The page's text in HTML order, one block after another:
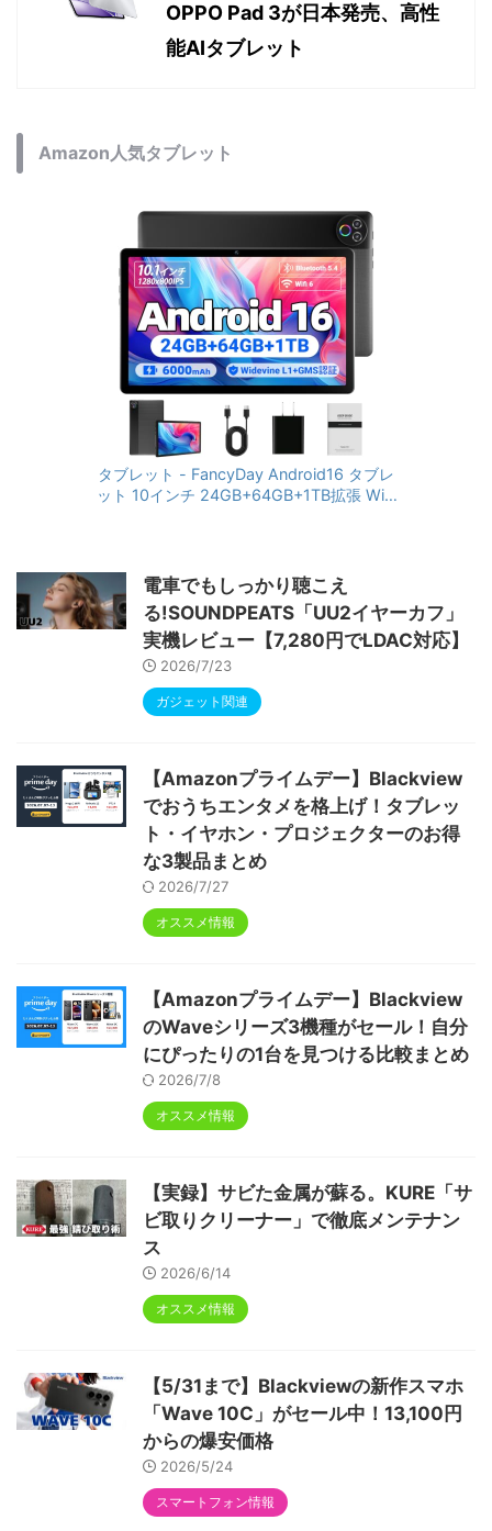
OPPO Pad 3が日本発売、高性
能AIタブレット
Amazon人気タブレット
タブレット - FancyDay Android16 タブレ
ット 10インチ 24GB+64GB+1TB拡張 WiFi
RGBライト 児童守護 IPS画面 日本語説明書
電車でもしっかり聴こえ
る!SOUNDPEATS「UU2イヤーカフ」
実機レビュー【7,280円でLDAC対応】
2026/7/23
ガジェット関連
【Amazonプライムデー】Blackview
でおうちエンタメを格上げ！タブレッ
ト・イヤホン・プロジェクターのお得
な3製品まとめ
2026/7/27
オススメ情報
【Amazonプライムデー】Blackview
のWaveシリーズ3機種がセール！自分
にぴったりの1台を見つける比較まとめ
2026/7/8
オススメ情報
【実録】サビた金属が蘇る。KURE「サ
ビ取りクリーナー」で徹底メンテナン
ス
2026/6/14
オススメ情報
【5/31まで】Blackviewの新作スマホ
「Wave 10C」がセール中！13,100円
からの爆安価格
2026/5/24
スマートフォン情報